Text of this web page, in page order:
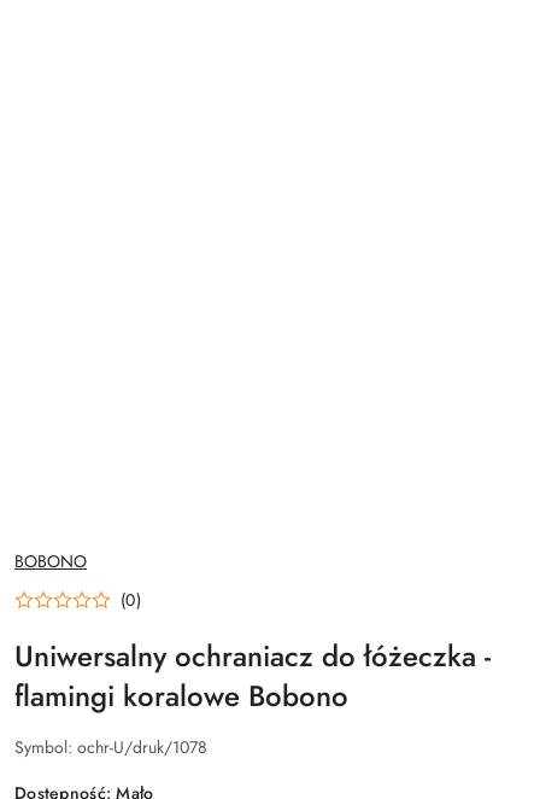
NAZWA
PRODUCENTA:
BOBONO
(0)
Uniwersalny ochraniacz do łóżeczka -
flamingi koralowe Bobono
Symbol: ochr-U/druk/1078
Dostępność:Mało